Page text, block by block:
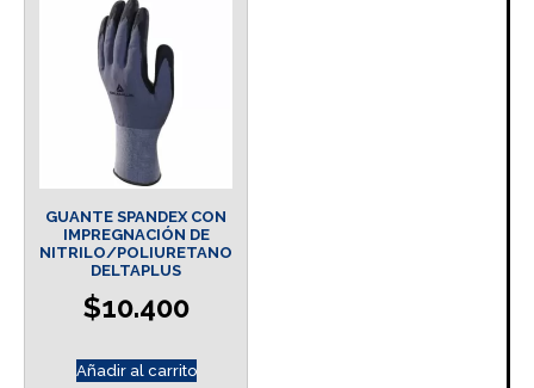
GUANTE SPANDEX CON
IMPREGNACIÓN DE
NITRILO/POLIURETANO
DELTAPLUS
$10.400
Añadir al carrito